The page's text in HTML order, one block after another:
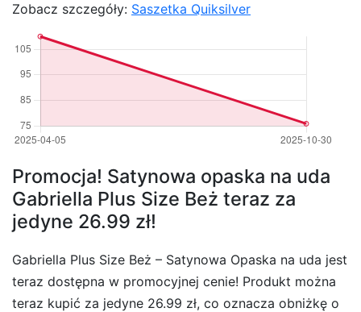
Zobacz szczegóły: Saszetka Quiksilver
Promocja! Satynowa opaska na uda
Gabriella Plus Size Beż teraz za
jedyne 26.99 zł!
Gabriella Plus Size Beż – Satynowa Opaska na uda jest
teraz dostępna w promocyjnej cenie! Produkt można
teraz kupić za jedyne 26.99 zł, co oznacza obniżkę o